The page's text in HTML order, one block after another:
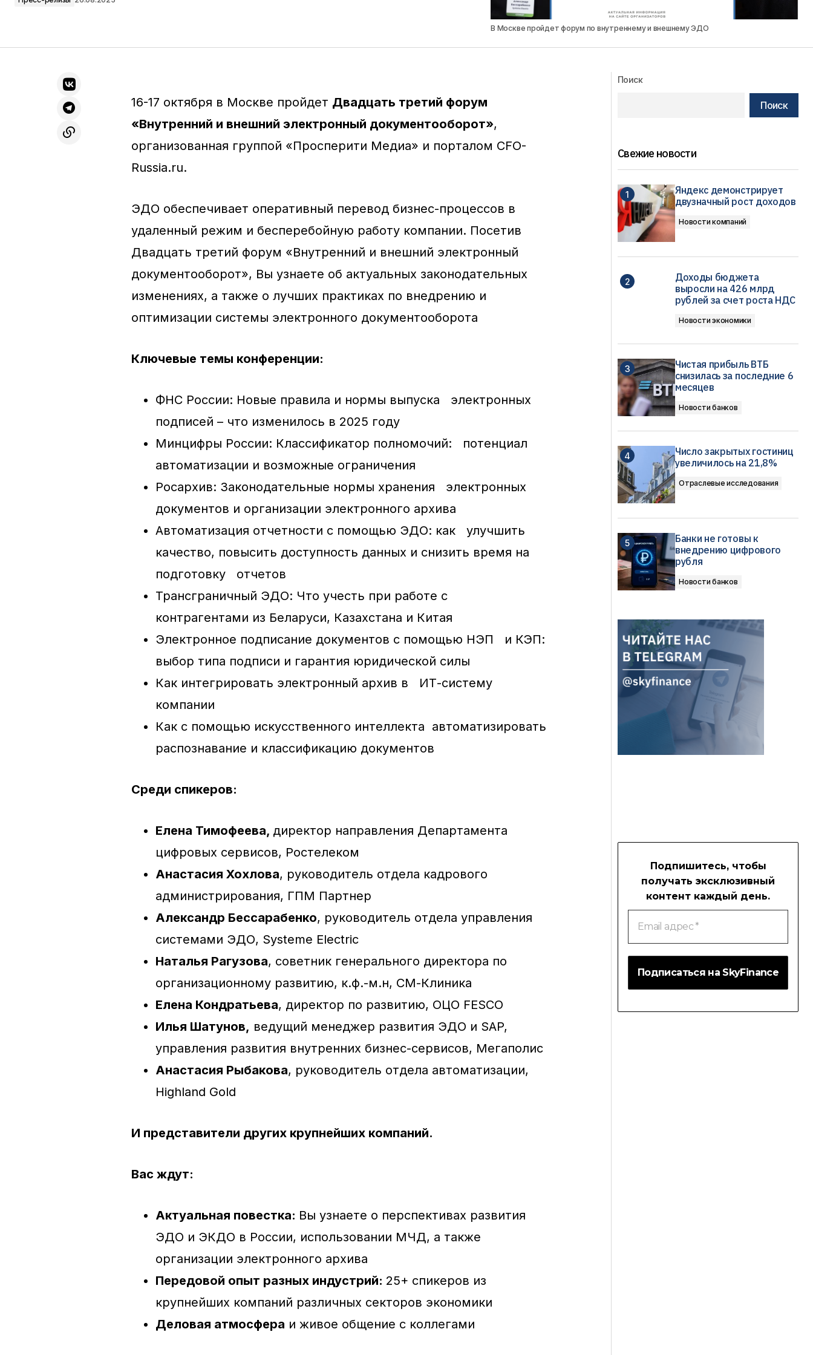
В Москве пройдет форум по внутреннему и внешнему ЭДО
16-17 октября в Москве пройдет Двадцать третий форум
«Внутренний и внешний электронный документооборот»,
организованная группой «Просперити Медиа» и порталом CFO-
Russia.ru.
ЭДО обеспечивает оперативный перевод бизнес-процессов в
удаленный режим и бесперебойную работу компании. Посетив
Двадцать третий форум «Внутренний и внешний электронный
документооборот», Вы узнаете об актуальных законодательных
изменениях, а также о лучших практиках по внедрению и
оптимизации системы электронного документооборота
Ключевые темы конференции:
ФНС России: Новые правила и нормы выпуска электронных
подписей – что изменилось в 2025 году
Минцифры России: Классификатор полномочий: потенциал
автоматизации и возможные ограничения
Росархив: Законодательные нормы хранения электронных
документов и организации электронного архива
Автоматизация отчетности с помощью ЭДО: как улучшить
качество, повысить доступность данных и снизить время на
подготовку отчетов
Трансграничный ЭДО: Что учесть при работе с
контрагентами из Беларуси, Казахстана и Китая
Электронное подписание документов с помощью НЭП и КЭП:
выбор типа подписи и гарантия юридической силы
Как интегрировать электронный архив в ИТ-систему
компании
Как с помощью искусственного интеллекта автоматизировать
распознавание и классификацию документов
Среди спикеров:
Елена Тимофеева, директор направления Департамента
цифровых сервисов, Ростелеком
Анастасия Хохлова, руководитель отдела кадрового
администрирования, ГПМ Партнер
Александр Бессарабенко, руководитель отдела управления
системами ЭДО, Systeme Electric
Наталья Рагузова, советник генерального директора по
организационному развитию, к.ф.-м.н, СМ-Клиника
Елена Кондратьева, директор по развитию, ОЦО FESCO
Илья Шатунов, ведущий менеджер развития ЭДО и SAP,
управления развития внутренних бизнес-сервисов, Мегаполис
Анастасия Рыбакова, руководитель отдела автоматизации,
Highland Gold
И представители других крупнейших компаний.
Вас ждут:
Актуальная повестка: Вы узнаете о перспективах развития
ЭДО и ЭКДО в России, использовании МЧД, а также
организации электронного архива
Передовой опыт разных индустрий: 25+ спикеров из
крупнейших компаний различных секторов экономики
Деловая атмосфера и живое общение с коллегами
Поиск
Поиск
Свежие новости
Яндекс демонстрирует
двузначный рост доходов
Новости компаний
Доходы бюджета
выросли на 426 млрд
рублей за счет роста НДС
Новости экономики
Чистая прибыль ВТБ
снизилась за последние 6
месяцев
Новости банков
Число закрытых гостиниц
увеличилось на 21,8%
Отраслевые исследования
Банки не готовы к
внедрению цифрового
рубля
Новости банков
Подпишитесь, чтобы
получать эксклюзивный
контент каждый день.
адрес